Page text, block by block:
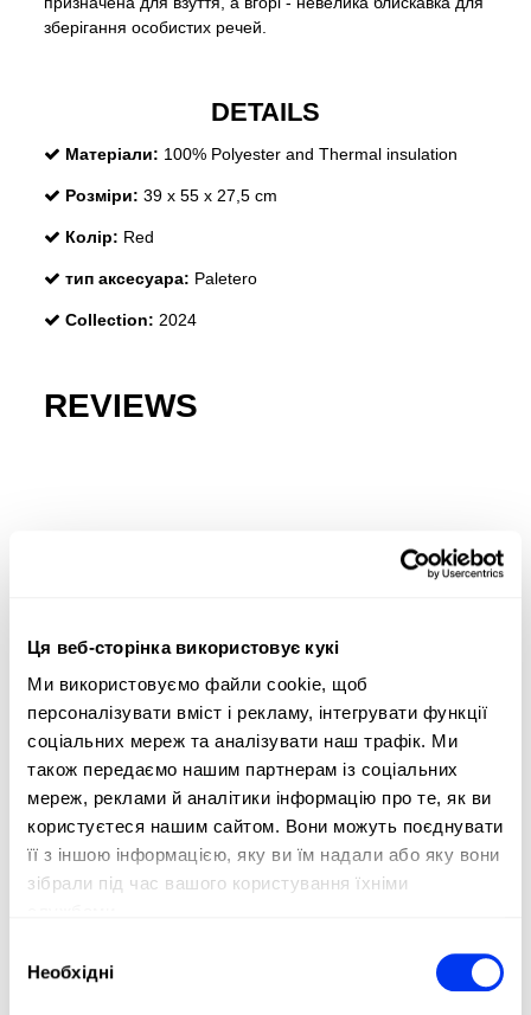
Ця веб-сторінка використовує кукі
Ми використовуємо файли cookie, щоб
персоналізувати вміст і рекламу, інтегрувати функції
соціальних мереж та аналізувати наш трафік. Ми
також передаємо нашим партнерам із соціальних
мереж, реклами й аналітики інформацію про те, як ви
користуєтеся нашим сайтом. Вони можуть поєднувати
її з іншою інформацією, яку ви їм надали або яку вони
зібрали під час вашого користування їхніми
згоди
Необхідні
зберігання особистих речей.
DETAILS
Матеріали: 100% Polyester and Thermal insulation
Розміри: 39 x 55 x 27,5 cm
Колір: Red
тип аксесуара: Paletero
Collection: 2024
REVIEWS
Покупці, які купили цей товар, також купили: